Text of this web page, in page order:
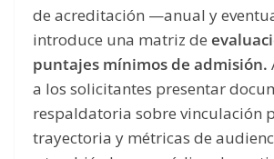
de acreditación —anual y
introduce una matriz de
puntajes mínimos de admisión.
a los solicitantes presentar
respaldatoria sobre vinculación
trayectoria y métricas de